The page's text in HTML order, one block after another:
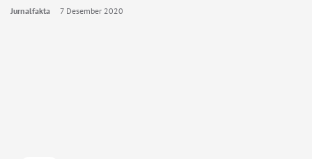
Jurnalfakta 7 Desember 2020